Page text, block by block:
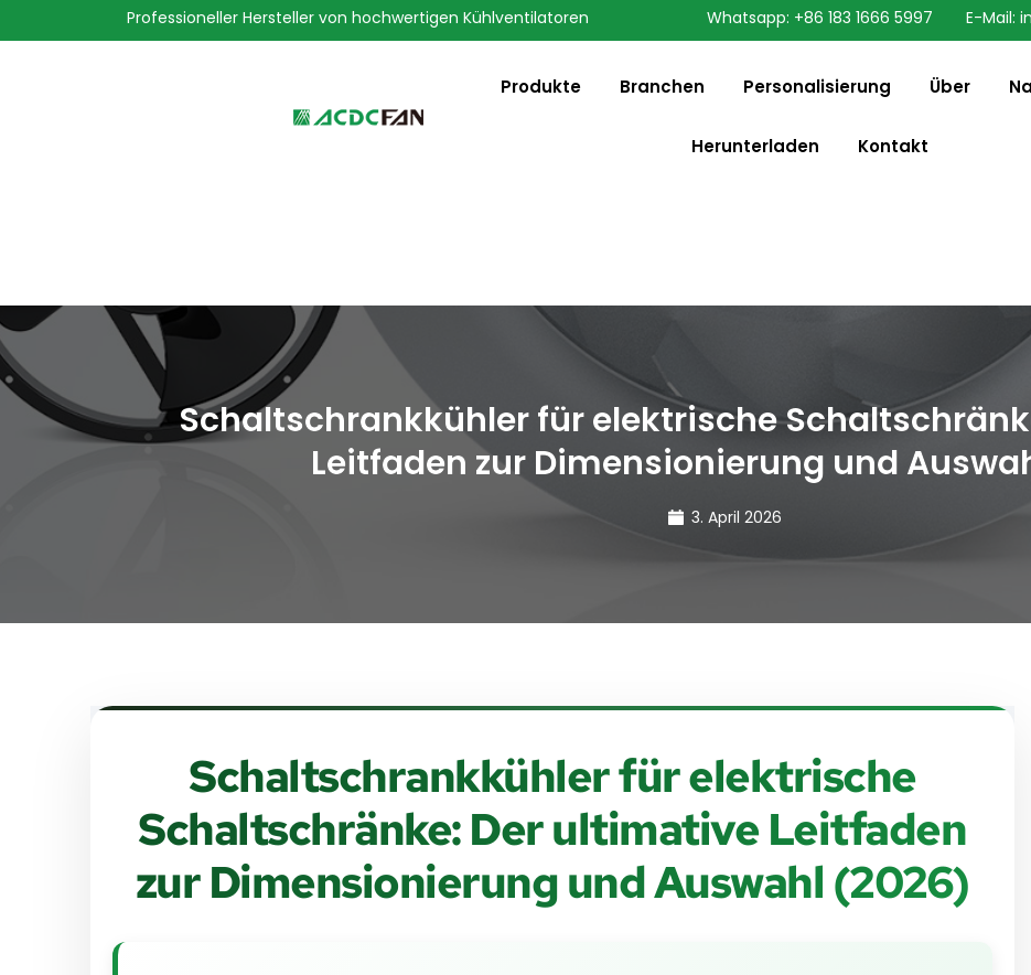
We've detected you might be speaking a different
English
Professioneller Hersteller von hochwertigen Kühlventilatoren Whatsapp: +86 183 1666 5997 E-Mail:
Produkte Branchen Personalisierung Über
Herunterladen Kontakt
Schaltschrankkühler für elektrische
Leitfaden zur Dimensionierung und
3. April 2026
Schaltschrankkühler für elektrische
Schaltschränke: Der ultimative Leitfaden
zur Dimensionierung und Auswahl (2026)